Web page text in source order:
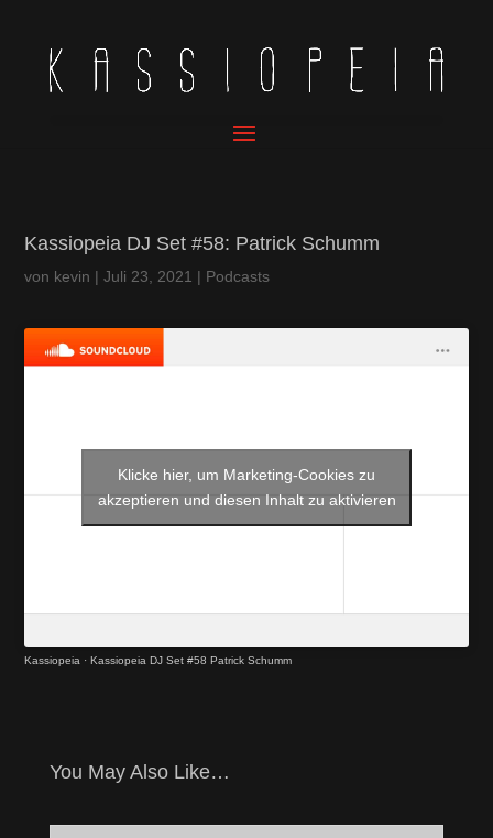
Kassiopeia DJ Set #58: Patrick Schumm
von kevin |Juli 23, 2021 | Podcasts
Klicke hier, um Marketing-Cookies zu
akzeptieren und diesen Inhalt zu aktivieren
Kassiopeia ·Kassiopeia DJ Set #58 Patrick Schumm
You May Also Like…